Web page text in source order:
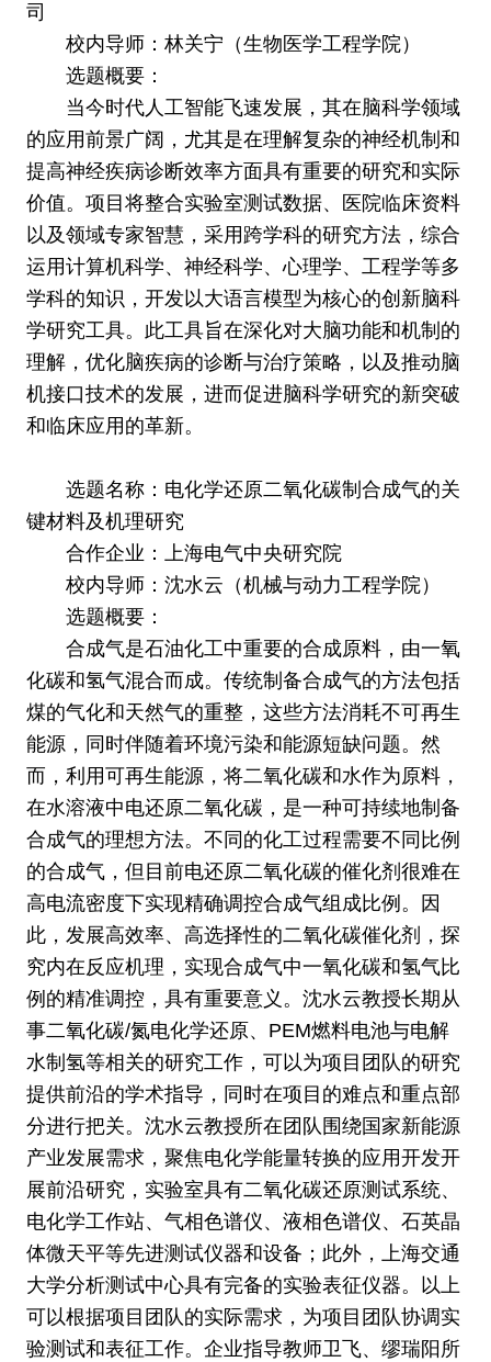
司
校内导师：林关宁（生物医学工程学院）
选题概要：
当今时代人工智能飞速发展，其在脑科学领域
的应用前景广阔，尤其是在理解复杂的神经机制和
提高神经疾病诊断效率方面具有重要的研究和实际
价值。项目将整合实验室测试数据、医院临床资料
以及领域专家智慧，采用跨学科的研究方法，综合
运用计算机科学、神经科学、心理学、工程学等多
学科的知识，开发以大语言模型为核心的创新脑科
学研究工具。此工具旨在深化对大脑功能和机制的
理解，优化脑疾病的诊断与治疗策略，以及推动脑
机接口技术的发展，进而促进脑科学研究的新突破
和临床应用的革新。
选题名称：电化学还原二氧化碳制合成气的关
键材料及机理研究
合作企业：上海电气中央研究院
校内导师：沈水云（机械与动力工程学院）
选题概要：
合成气是石油化工中重要的合成原料，由一氧
化碳和氢气混合而成。传统制备合成气的方法包括
煤的气化和天然气的重整，这些方法消耗不可再生
能源，同时伴随着环境污染和能源短缺问题。然
而，利用可再生能源，将二氧化碳和水作为原料，
在水溶液中电还原二氧化碳，是一种可持续地制备
合成气的理想方法。不同的化工过程需要不同比例
的合成气，但目前电还原二氧化碳的催化剂很难在
高电流密度下实现精确调控合成气组成比例。因
此，发展高效率、高选择性的二氧化碳催化剂，探
究内在反应机理，实现合成气中一氧化碳和氢气比
例的精准调控，具有重要意义。沈水云教授长期从
事二氧化碳/氮电化学还原、PEM燃料电池与电解
水制氢等相关的研究工作，可以为项目团队的研究
提供前沿的学术指导，同时在项目的难点和重点部
分进行把关。沈水云教授所在团队围绕国家新能源
产业发展需求，聚焦电化学能量转换的应用开发开
展前沿研究，实验室具有二氧化碳还原测试系统、
电化学工作站、气相色谱仪、液相色谱仪、石英晶
体微天平等先进测试仪器和设备；此外，上海交通
大学分析测试中心具有完备的实验表征仪器。以上
可以根据项目团队的实际需求，为项目团队协调实
验测试和表征工作。企业指导教师卫飞、缪瑞阳所